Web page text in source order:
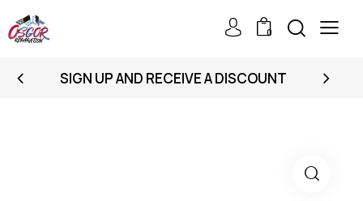
0
SIGN UP AND RECEIVE A DISCOUNT